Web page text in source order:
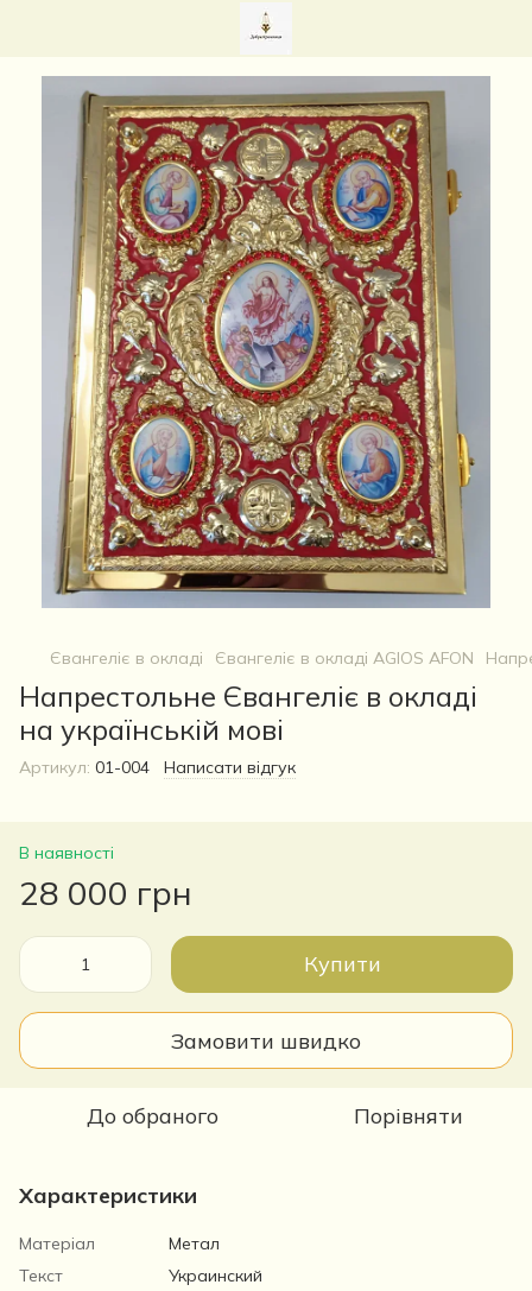
Євангеліє в окладі Євангеліє в окладі AGIOS AFON
Напрестольне Євангеліє в окладі
на українській мові
Артикул: 01-004 Написати відгук
В наявності
28 000 грн
Купити
Замовити швидко
До обраного Порівняти
Характеристики
Матеріал
Метал
Текст
Украинский